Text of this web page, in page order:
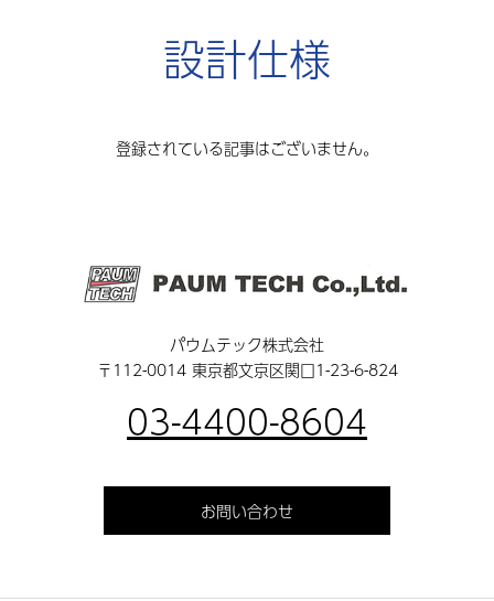
設計仕様
登録されている記事はございません。
パウムテック株式会社
〒112-0014 東京都文京区関口1-23-6-824
03-4400-8604
お問い合わせ